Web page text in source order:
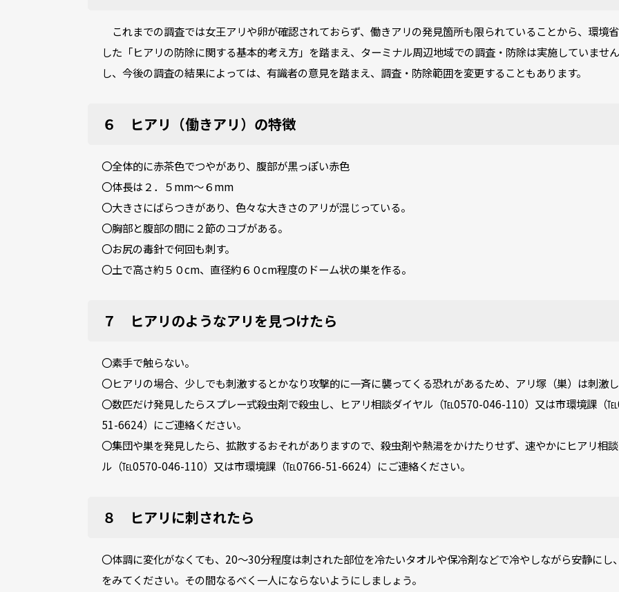
これまでの調査では女王アリや卵が確認されておらず、働きアリの発見箇所も限られていることから、環境
した「ヒアリの防除に関する基本的考え方」を踏まえ、ターミナル周辺地域での調査・防除は実施していませ
し、今後の調査の結果によっては、有識者の意見を踏まえ、調査・防除範囲を変更することもあります。
６ ヒアリ（働きアリ）の特徴
〇全体的に赤茶色でつやがあり、腹部が黒っぽい赤色
〇体長は２．５mm～６mm
〇大きさにばらつきがあり、色々な大きさのアリが混じっている。
〇胸部と腹部の間に２節のコブがある。
〇お尻の毒針で何回も刺す。
〇土で高さ約５０cm、直径約６０cm程度のドーム状の巣を作る。
７ ヒアリのようなアリを見つけたら
〇素手で触らない。
〇ヒアリの場合、少しでも刺激するとかなり攻撃的に一斉に襲ってくる恐れがあるため、アリ塚（巣）は刺激
〇数匹だけ発見したらスプレー式殺虫剤で殺虫し、ヒアリ相談ダイヤル（℡0570-046-110）又は市環境課（
51-6624）にご連絡ください。
〇集団や巣を発見したら、拡散するおそれがありますので、殺虫剤や熱湯をかけたりせず、速やかにヒアリ相
ル（℡0570-046-110）又は市環境課（℡0766-51-6624）にご連絡ください。
８ ヒアリに刺されたら
〇体調に変化がなくても、20～30分程度は刺された部位を冷たいタオルや保冷剤などで冷やしながら安静にし
をみてください。その間なるべく一人にならないようにしましょう。